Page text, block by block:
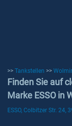
>> Tankstellen >>
Finden Sie auf
Marke ESSO in
ESSO, Colbitzer Str. 24,